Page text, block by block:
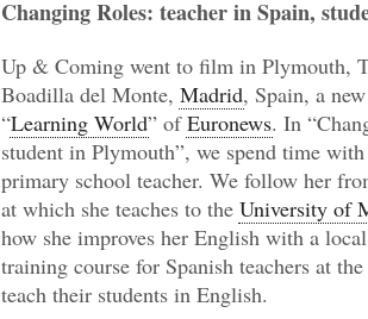
Changing Roles: teacher in Spain,
Up & Coming went to film in Plymouth,
Boadilla del Monte, Madrid, Spain, a
“Learning World” ofEuronews. In
student in Plymouth”, we spend time
primary school teacher. We follow her
at which she teaches to the University of
how she improves her English with a
training course for Spanish teachers at
teach their students in English.